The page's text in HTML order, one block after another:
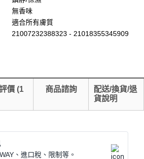
無香味
適合所有膚質
21007232388323 - 21018355345909
價 (1
商品諮詢
配送/換貨/退
貨說明
、進口稅、限制等。